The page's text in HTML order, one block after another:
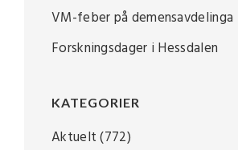
VM-feber på demensavdelinga
Forskningsdager i Hessdalen
KATEGORIER
Aktuelt(772)